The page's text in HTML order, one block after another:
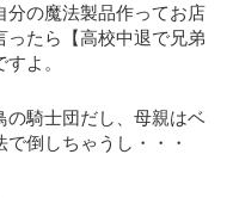
分の魔法製品作ってお店
ったら【高校中退で兄弟
よ。
の騎士団だし、母親はベ
倒しちゃうし・・・